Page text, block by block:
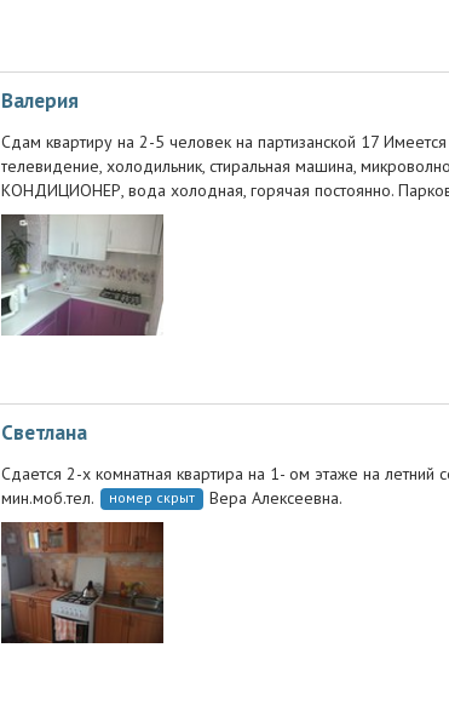
Валерия
Сдам квартиру на 2-5 человек на партизанской 17
телевидение, холодильник, стиральная машина,
КОНДИЦИОНЕР, вода холодная, горячая постоянно.
Светлана
Сдается 2-х комнатная квартира на 1- ом этаже на летний
мин.моб.тел.
номер скрыт Вера Алексеевна.